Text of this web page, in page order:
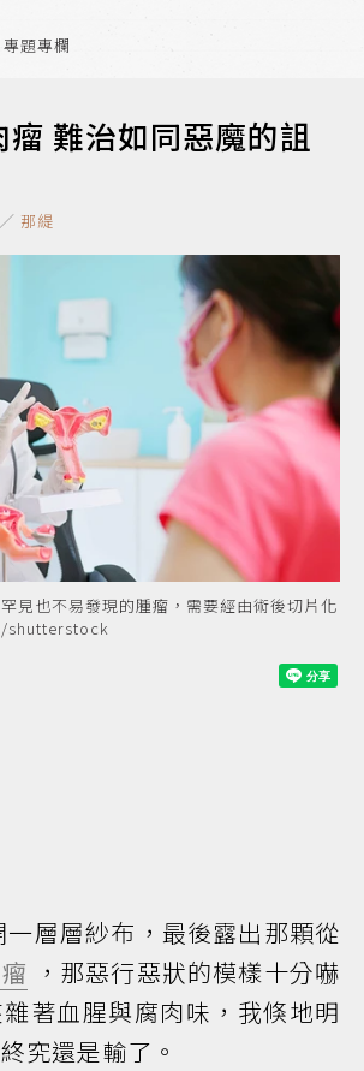
專題專欄
難治如同惡魔的詛
那緹
見也不易發現的腫瘤，需要經由術後切片化
/shutterstock
一層層紗布，最後露出那顆從
，那惡行惡狀的模樣十分嚇
著血腥與腐肉味，我倏地明
究還是輸了。